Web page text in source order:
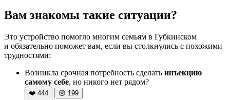
Вам знакомы такие ситуации?
Это устройство помогло многим семьям в Губкинском
и обязательно поможет вам, если вы столкнулись с похожими
трудностями:
Возникла срочная потребность сделать инъекцию
самому себе, но никого нет рядом?
❤️ 444 😢 199